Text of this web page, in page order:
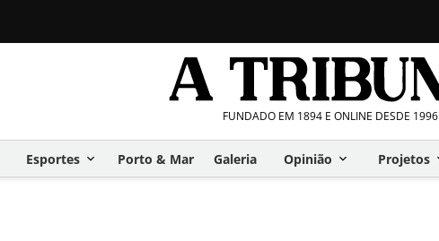
FUNDADO EM 1894 E ONLINE DESDE 1996
Esportes Porto & Mar Galeria Opinião Projetos